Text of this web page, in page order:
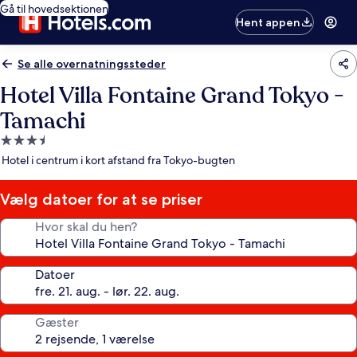
Gå til hovedsektionen
Hent appen
Se alle overnatningssteder
Hotel Villa Fontaine Grand Tokyo -
Tamachi
3.5-
stjernet
Hotel i centrum i kort afstand fra Tokyo-bugten
Vælg datoer for at se priser
Hvor skal du hen?
Datoer
Gæster